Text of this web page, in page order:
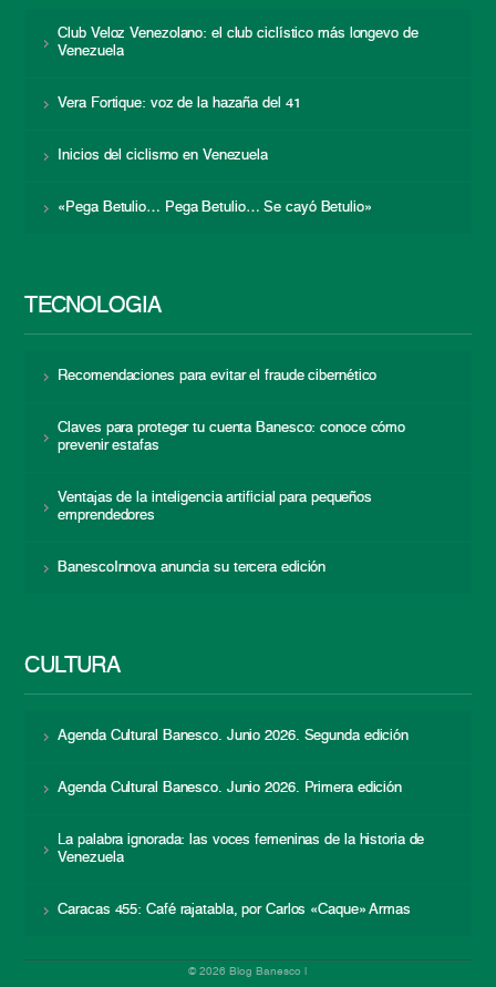
Club Veloz Venezolano: el club ciclístico más longevo de
Venezuela
Vera Fortique: voz de la hazaña del 41
Inicios del ciclismo en Venezuela
«Pega Betulio… Pega Betulio… Se cayó Betulio»
TECNOLOGÍA
Recomendaciones para evitar el fraude cibernético
Claves para proteger tu cuenta Banesco: conoce cómo
prevenir estafas
Ventajas de la inteligencia artificial para pequeños
emprendedores
BanescoInnova anuncia su tercera edición
CULTURA
Agenda Cultural Banesco. Junio 2026. Segunda edición
Agenda Cultural Banesco. Junio 2026. Primera edición
La palabra ignorada: las voces femeninas de la historia de
Venezuela
Caracas 455: Café rajatabla, por Carlos «Caque» Armas
© 2026 Blog Banesco |